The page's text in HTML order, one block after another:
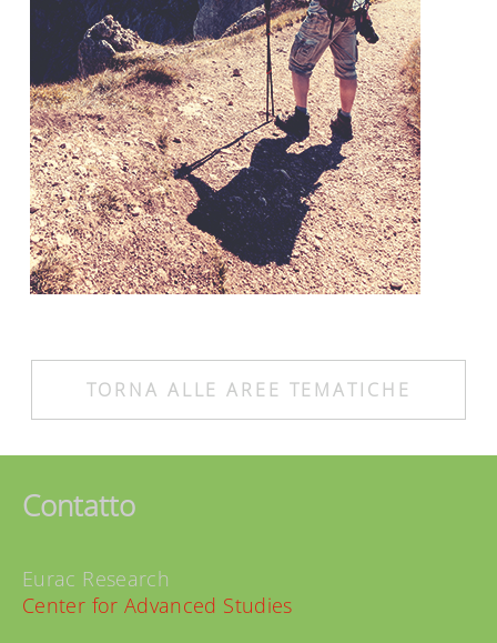
TORNA ALLE AREE TEMATICHE
Contatto
Eurac Research
Center for Advanced Studies